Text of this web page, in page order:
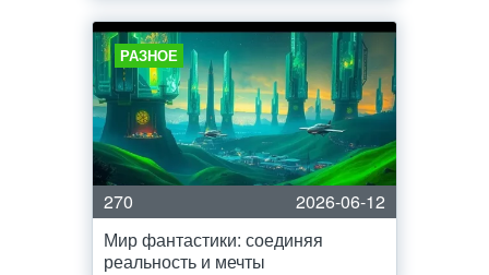
РАЗНОЕ
270
2026-06-12
Мир фантастики: соединяя
реальность и мечты